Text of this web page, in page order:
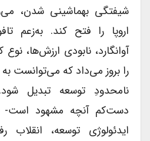
شیفتگی بهماشینی شدن،
اروپا را فتح کند. به‌زعم
آوانگارد، نابودی ارزش‌ها، نوع
را بروز می‌داد که می‌توانست
نامحدودِ توسعه تبدیل شود.
دست‌کم آنچه مشهود است-
ایدئولوژی توسعه، انقلاب